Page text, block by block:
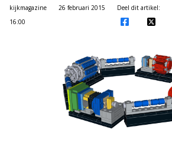
kijkmagazine
26 februari 2015
16:00
Deel dit artikel: